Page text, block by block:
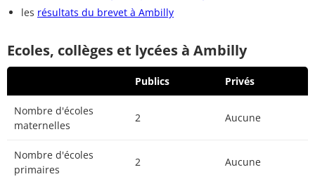
les résultats du brevet à Ambilly
Ecoles, collèges et lycées à Ambilly
Publics Privés
Nombre d'écoles
maternelles
2 Aucune
Nombre d'écoles
primaires
2 Aucune